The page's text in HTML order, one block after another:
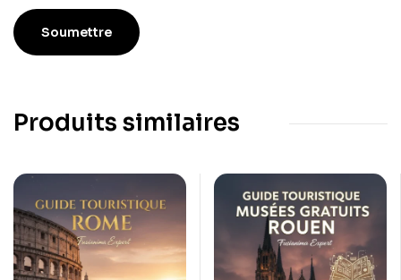
Produits similaires